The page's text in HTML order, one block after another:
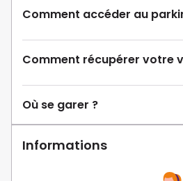
Comment accéder au
Comment récupérer votre
Où se garer ?
Informations